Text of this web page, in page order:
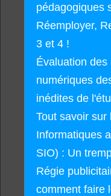
pédagogiques
Réemployer,
3 et 4 !
Évaluation
numériques
inédites de
Tout savoir
Informatiques
SIO) : Un
Régie
comment faire